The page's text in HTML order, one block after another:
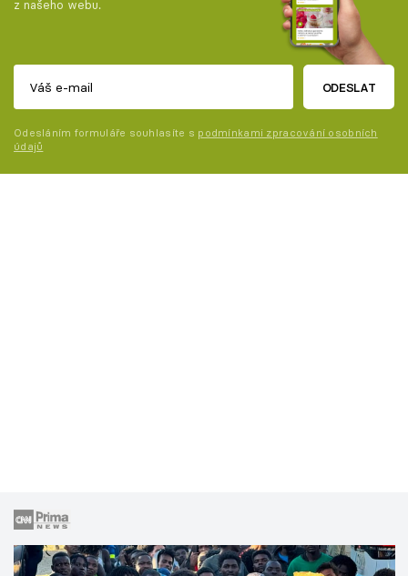
z našeho webu.
ODESLAT
Odesláním formuláře souhlasíte s podmínkami zpracování osobních
údajů